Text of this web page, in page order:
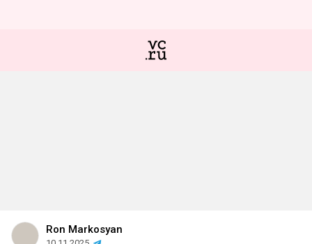
Ron Markosyan